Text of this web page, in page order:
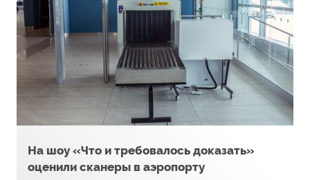
На шоу «Что и требовалось доказать»
оценили сканеры в аэропорту